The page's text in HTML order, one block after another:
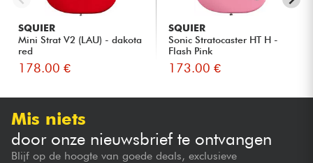
SQUIER
Mini Strat V2 (LAU) - dakota
red
178.00 €
SQUIER
Sonic Stratocaster HT H -
Flash Pink
173.00 €
Mis niets
door onze nieuwsbrief te ontvangen
Blijf op de hoogte van goede deals, exclusieve